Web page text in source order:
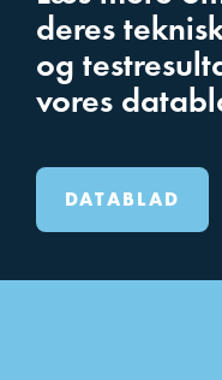
deres
og
vores
DATABLAD